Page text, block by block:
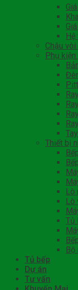
Chậu
Phụ
Thiết bị
Lò
Lò
Tủ
Bộ
Tủ bếp
Dự án
Tư vấn